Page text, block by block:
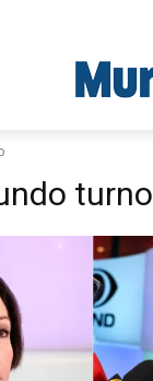
turno